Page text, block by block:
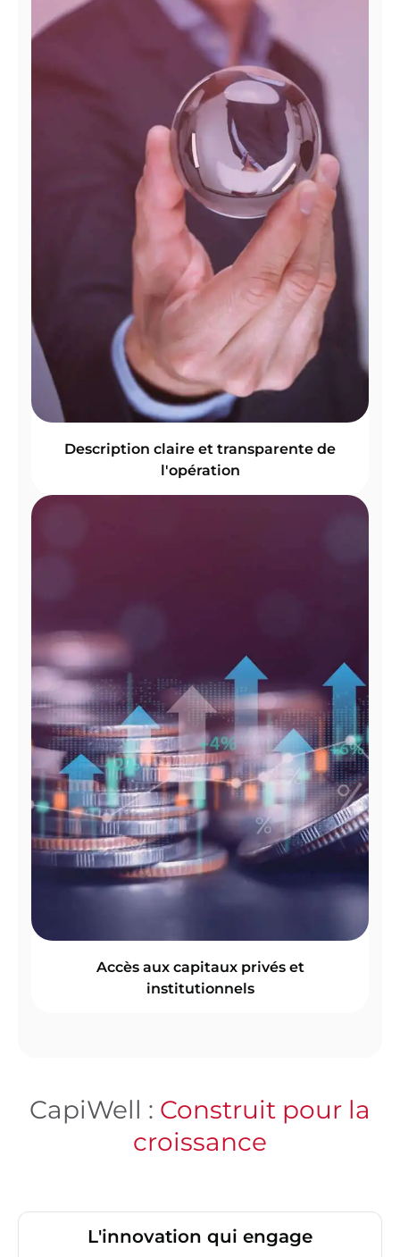
Description claire et transparente de
l'opération
Accès aux capitaux privés et
institutionnels
CapiWell : Construit pour la
croissance
L'innovation qui engage